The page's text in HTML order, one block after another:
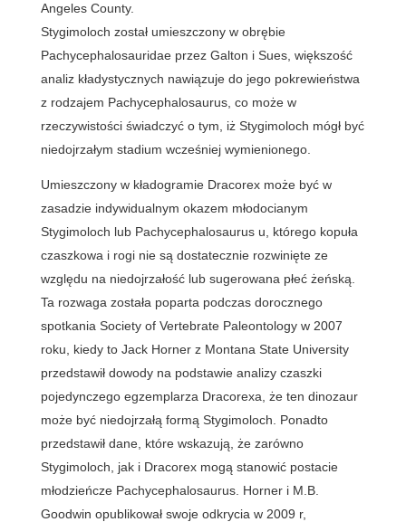
Angeles County.
Stygimoloch został umieszczony w obrębie
Pachycephalosauridae przez Galton i Sues, większość
analiz kładystycznych nawiązuje do jego pokrewieństwa
z rodzajem Pachycephalosaurus, co może w
rzeczywistości świadczyć o tym, iż Stygimoloch mógł być
niedojrzałym stadium wcześniej wymienionego.
Umieszczony w kładogramie Dracorex może być w
zasadzie indywidualnym okazem młodocianym
Stygimoloch lub Pachycephalosaurus u, którego kopuła
czaszkowa i rogi nie są dostatecznie rozwinięte ze
względu na niedojrzałość lub sugerowana płeć żeńską.
Ta rozwaga została poparta podczas dorocznego
spotkania Society of Vertebrate Paleontology w 2007
roku, kiedy to Jack Horner z Montana State University
przedstawił dowody na podstawie analizy czaszki
pojedynczego egzemplarza Dracorexa, że ten dinozaur
może być niedojrzałą formą Stygimoloch. Ponadto
przedstawił dane, które wskazują, że zarówno
Stygimoloch, jak i Dracorex mogą stanowić postacie
młodzieńcze Pachycephalosaurus. Horner i M.B.
Goodwin opublikował swoje odkrycia w 2009 r,